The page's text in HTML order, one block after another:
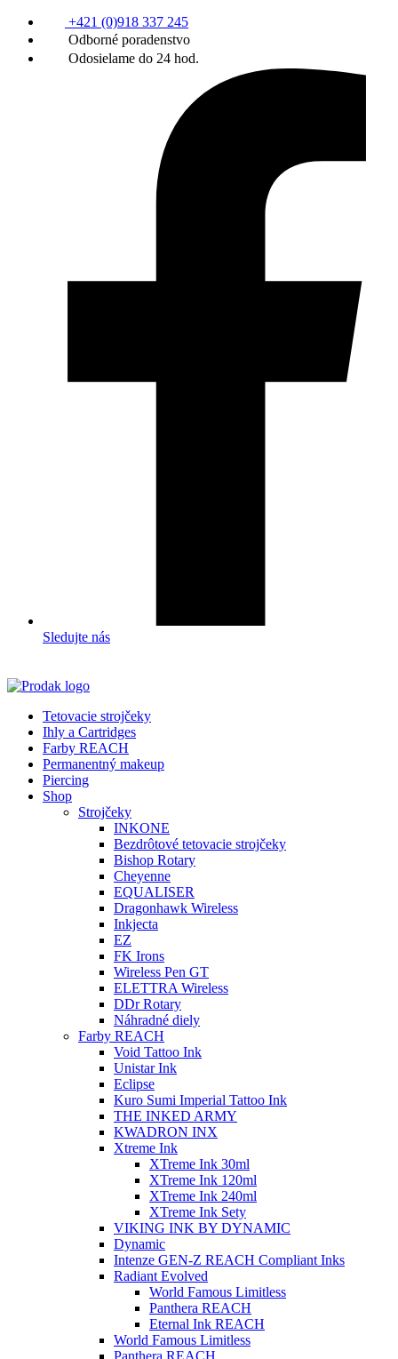
+421 (0)918 337 245
Odborné poradenstvo
Odosielame do 24 hod.
Sledujte nás
Tetovacie strojčeky
Ihly a Cartridges
Farby REACH
Permanentný makeup
Piercing
Shop
Strojčeky
INKONE
Bezdrôtové tetovacie strojčeky
Bishop Rotary
Cheyenne
EQUALISER
Dragonhawk Wireless
Inkjecta
EZ
FK Irons
Wireless Pen GT
ELETTRA Wireless
DDr Rotary
Náhradné diely
Farby REACH
Void Tattoo Ink
Unistar Ink
Eclipse
Kuro Sumi Imperial Tattoo Ink
THE INKED ARMY
KWADRON INX
Xtreme Ink
XTreme Ink 30ml
XTreme Ink 120ml
XTreme Ink 240ml
XTreme Ink Sety
VIKING INK BY DYNAMIC
Dynamic
Intenze GEN-Z REACH Compliant Inks
Radiant Evolved
World Famous Limitless
Panthera REACH
Eternal Ink REACH
World Famous Limitless
Panthera REACH